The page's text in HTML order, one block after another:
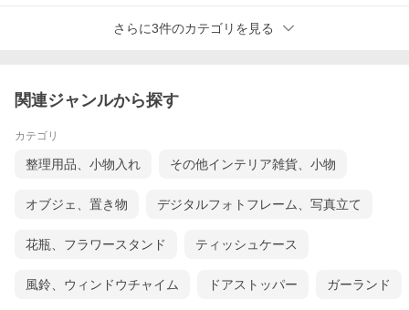
さらに3件のカテゴリを見る
関連ジャンルから探す
カテゴリ
整理用品、小物入れ その他インテリア雑貨、小物
オブジェ、置き物 デジタルフォトフレーム、写真立て
花瓶、フラワースタンド ティッシュケース
風鈴、ウィンドウチャイム ドアストッパー ガーランド